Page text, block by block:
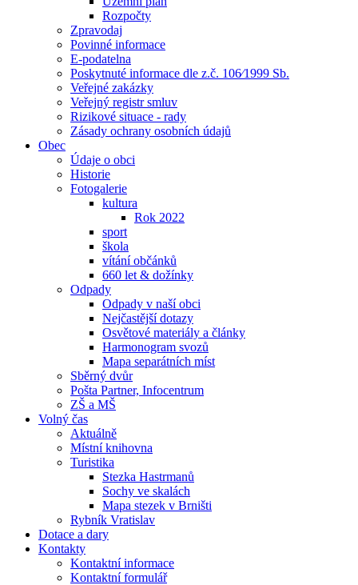
Rozpočty
Zpravodaj
Povinné informace
E-podatelna
Poskytnuté informace dle z.č. 106⁄1999 Sb.
Veřejné zakázky
Veřejný registr smluv
Rizikové situace - rady
Zásady ochrany osobních údajů
Obec
Údaje o obci
Historie
Fotogalerie
kultura
Rok 2022
sport
škola
vítání občánků
660 let & dožínky
Odpady
Odpady v naší obci
Nejčastější dotazy
Osvětové materiály a články
Harmonogram svozů
Mapa separátních míst
Sběrný dvůr
Pošta Partner, Infocentrum
ZŠ a MŠ
Volný čas
Aktuálně
Místní knihovna
Turistika
Stezka Hastrmanů
Sochy ve skalách
Mapa stezek v Brništi
Rybník Vratislav
Dotace a dary
Kontakty
Kontaktní informace
Kontaktní formulář